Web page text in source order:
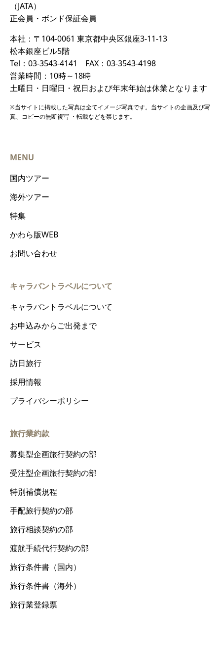
（JATA）
正会員・ボンド保証会員
本社：〒104-0061 東京都中央区銀座3-11-13
松本銀座ビル5階
Tel：03-3543-4141 FAX：03-3543-4198
営業時間：10時～18時
土曜日・日曜日・祝日および年末年始は休業となります
※当サイトに掲載した写真は全てイメージ写真です。当サイトの企画及び写
真、コピーの無断複写 ・転載などを禁じます。
MENU
国内ツアー
海外ツアー
特集
かわら版WEB
お問い合わせ
キャラバントラベルについて
キャラバントラベルについて
お申込みからご出発まで
サービス
訪日旅行
採用情報
プライバシーポリシー
旅行業約款
募集型企画旅行契約の部
受注型企画旅行契約の部
特別補償規程
手配旅行契約の部
旅行相談契約の部
渡航手続代行契約の部
旅行条件書（国内）
旅行条件書（海外）
旅行業登録票